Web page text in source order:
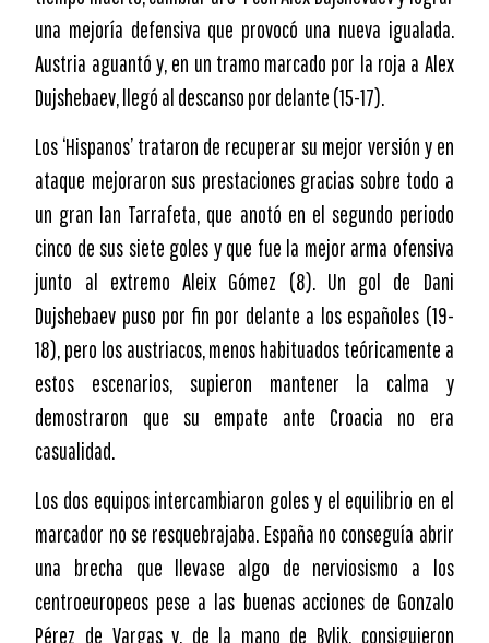
una mejoría defensiva que provocó una nueva igualada.
Austria aguantó y, en un tramo marcado por la roja a Alex
Dujshebaev, llegó al descanso por delante (15-17).
Los ‘Hispanos’ trataron de recuperar su mejor versión y en
ataque mejoraron sus prestaciones gracias sobre todo a
un gran Ian Tarrafeta, que anotó en el segundo periodo
cinco de sus siete goles y que fue la mejor arma ofensiva
junto al extremo Aleix Gómez (8). Un gol de Dani
Dujshebaev puso por fin por delante a los españoles (19-
18), pero los austriacos, menos habituados teóricamente a
estos escenarios, supieron mantener la calma y
demostraron que su empate ante Croacia no era
casualidad.
Los dos equipos intercambiaron goles y el equilibrio en el
marcador no se resquebrajaba. España no conseguía abrir
una brecha que llevase algo de nerviosismo a los
centroeuropeos pese a las buenas acciones de Gonzalo
Pérez de Vargas y, de la mano de Bylik, consiguieron